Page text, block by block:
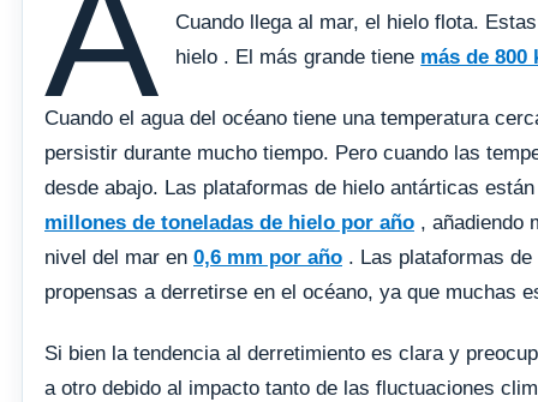
Cuando llega al mar, el hielo flota.
hielo . El más grande tiene más de
Cuando el agua del océano tiene una temperatura
persistir durante mucho tiempo. Pero cuando las
desde abajo. Las plataformas de hielo antárticas
millones de toneladas de hielo por año , añadiendo
nivel del mar en 0,6 mm por año . Las plataformas
propensas a derretirse en el océano, ya que muchas
Si bien la tendencia al derretimiento es clara y
a otro debido al impacto tanto de las fluctuaciones